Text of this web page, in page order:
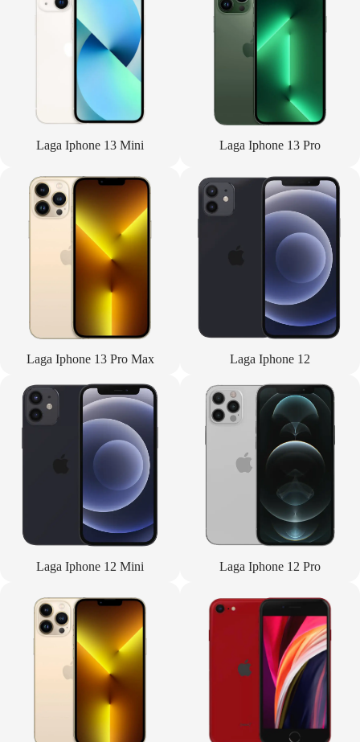
Laga Iphone 13 Mini Laga Iphone 13 Pro
Laga Iphone 13 Pro Max Laga Iphone 12
Laga Iphone 12 Mini Laga Iphone 12 Pro